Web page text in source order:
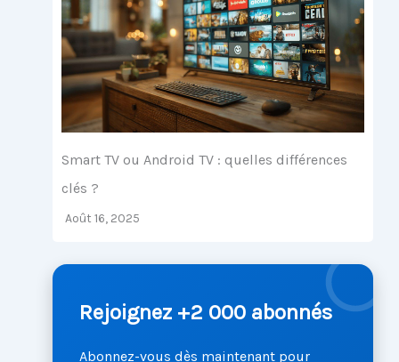
Smart TV ou Android TV : quelles différences
clés ?
Août 16, 2025
Rejoignez +2 000 abonnés
Abonnez-vous dès maintenant pour